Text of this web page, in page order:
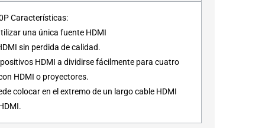
Características:
una única fuente HDMI
sin perdida de calidad.
HDMI a dividirse fácilmente para cuatro
HDMI o proyectores.
colocar en el extremo de un largo cable HDMI